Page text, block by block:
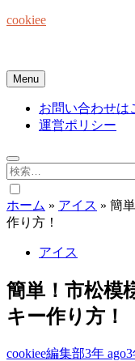
Skip
cookiee
Menu
お問い合わせは
運営ポリシー
検
索:
ホーム » アイス » 簡
作り方！
アイス
簡単！市松模
キー作り方！
cookiee編集部3年 ago3